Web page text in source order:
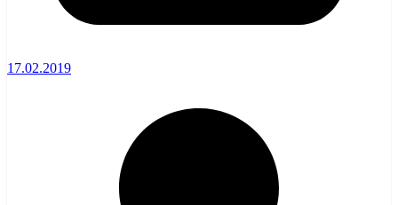
17.02.2019